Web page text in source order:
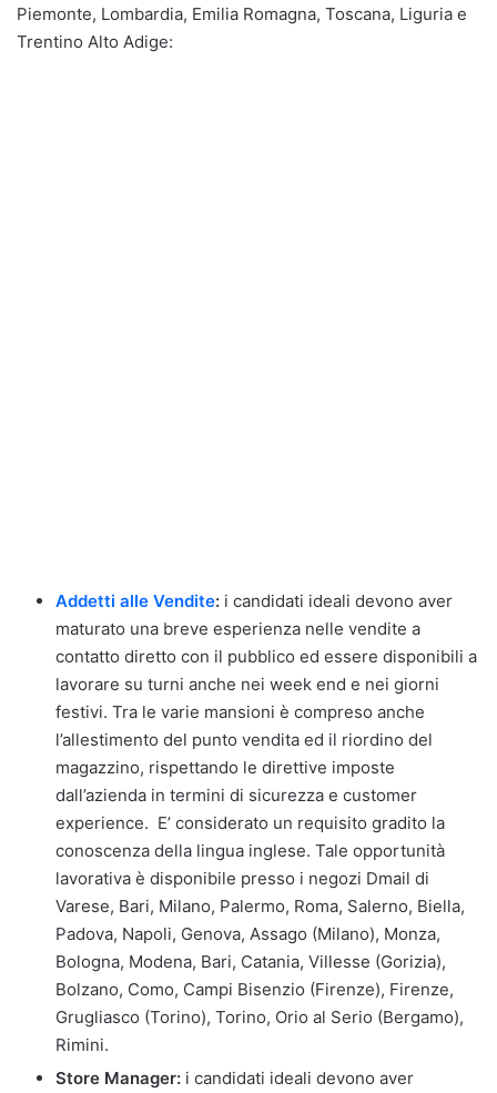
Piemonte, Lombardia, Emilia Romagna, Toscana, Liguria e
Trentino Alto Adige:
Addetti alle Vendite: i candidati ideali devono aver
maturato una breve esperienza nelle vendite a
contatto diretto con il pubblico ed essere disponibili a
lavorare su turni anche nei week end e nei giorni
festivi. Tra le varie mansioni è compreso anche
l’allestimento del punto vendita ed il riordino del
magazzino, rispettando le direttive imposte
dall’azienda in termini di sicurezza e customer
experience. E’ considerato un requisito gradito la
conoscenza della lingua inglese. Tale opportunità
lavorativa è disponibile presso i negozi Dmail di
Varese, Bari, Milano, Palermo, Roma, Salerno, Biella,
Padova, Napoli, Genova, Assago (Milano), Monza,
Bologna, Modena, Bari, Catania, Villesse (Gorizia),
Bolzano, Como, Campi Bisenzio (Firenze), Firenze,
Grugliasco (Torino), Torino, Orio al Serio (Bergamo),
Rimini.
Store Manager: i candidati ideali devono aver